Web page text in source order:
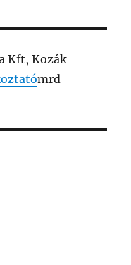
Kft, Kozák
mrd